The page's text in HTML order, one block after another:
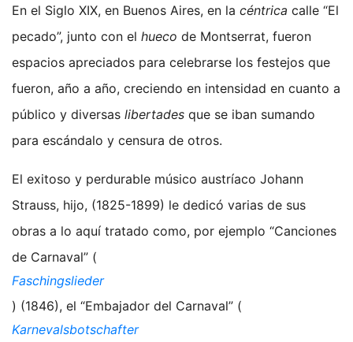
En el Siglo XIX, en Buenos Aires, en la céntrica calle “El
pecado”, junto con el hueco de Montserrat, fueron
espacios apreciados para celebrarse los festejos que
fueron, año a año, creciendo en intensidad en cuanto a
público y diversas libertades que se iban sumando
para escándalo y censura de otros.
El exitoso y perdurable músico austríaco Johann
Strauss, hijo, (1825-1899) le dedicó varias de sus
obras a lo aquí tratado como, por ejemplo “Canciones
de Carnaval” (
Faschingslieder
) (1846), el “Embajador del Carnaval” (
Karnevalsbotschafter